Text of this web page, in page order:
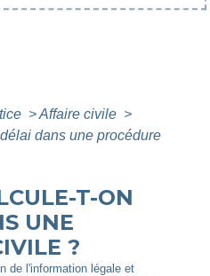
>Affaire civile >
dans une procédure
T-ON
UNE
?
de l'information légale et